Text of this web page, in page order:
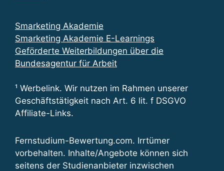
Smarketing Akademie
Smarketing Akademie E-Learnings
Geförderte Weiterbildungen über die
Bundesagentur für Arbeit
¹ Werbelink. Wir nutzen im Rahmen unserer
Geschäftstätigkeit nach Art. 6 lit. f DSGVO
Affiliate-Links.
Fernstudium-Bewertung.com. Irrtümer
vorbehalten. Inhalte/Angebote können sich
seitens der Studienanbieter inzwischen